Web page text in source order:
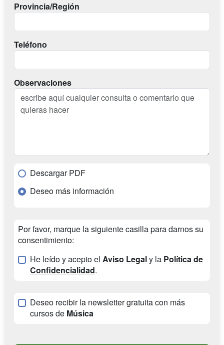
Provincia/Región
Teléfono
Observaciones
Descargar PDF
Deseo más información
Por favor, marque la siguiente casilla para darnos su
consentimiento:
He leído y acepto el Aviso Legaly la Política de
Confidencialidad.
Deseo recibir la newsletter gratuita con más
cursos de Música